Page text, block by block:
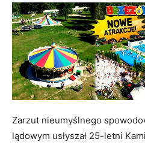
Zarzut nieumyślnego
lądowym usłyszał 25-letni